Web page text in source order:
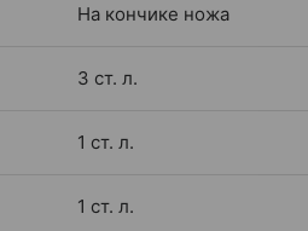
На кончике ножа
3 ст. л.
1 ст. л.
1 ст. л.